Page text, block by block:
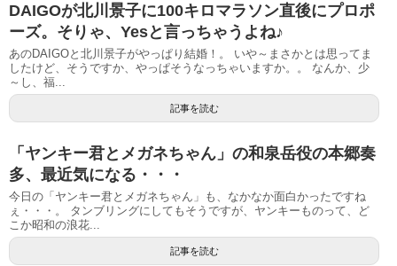
DAIGOが北川景子に100キロマラソン直後にプロポ
ーズ。そりゃ、Yesと言っちゃうよね♪
あのDAIGOと北川景子がやっぱり結婚！。 いや～まさかとは思ってま
したけど、そうですか、やっぱそうなっちゃいますか。。 なんか、少
～し、福...
記事を読む
「ヤンキー君とメガネちゃん」の和泉岳役の本郷奏
多、最近気になる・・・
今日の「ヤンキー君とメガネちゃん」も、なかなか面白かったですね
ぇ・・・。 タンブリングにしてもそうですが、ヤンキーものって、ど
こか昭和の浪花...
記事を読む